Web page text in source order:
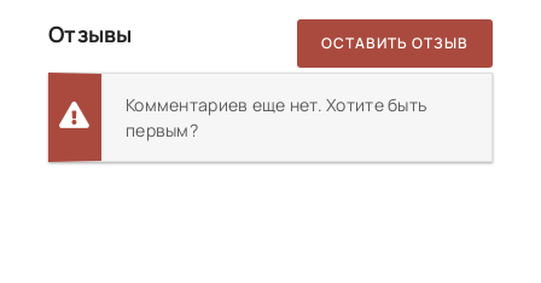
Отзывы ОСТАВИТЬ ОТЗЫВ
Комментариев еще нет. Хотите быть
первым?